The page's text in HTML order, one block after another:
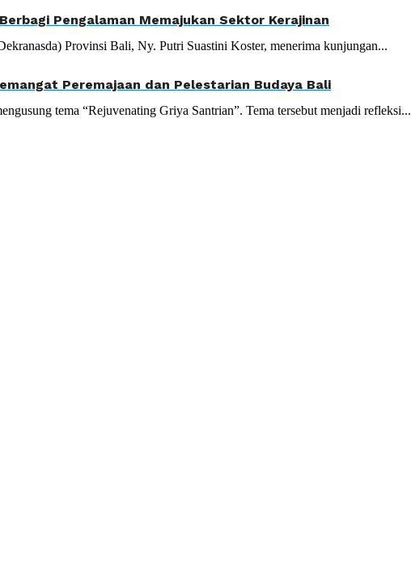
Pengalaman Memajukan Sektor Kerajinan
Provinsi Bali, Ny. Putri Suastini Koster, menerima kunjungan...
Peremajaan dan Pelestarian Budaya Bali
tema “Rejuvenating Griya Santrian”. Tema tersebut menjadi refleksi...